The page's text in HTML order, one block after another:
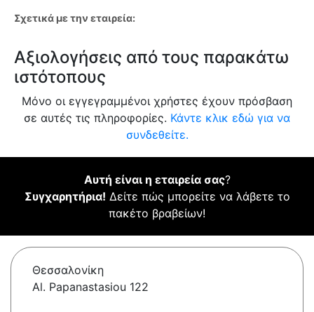
Σχετικά με την εταιρεία:
Αξιολογήσεις από τους παρακάτω
ιστότοπους
Μόνο οι εγγεγραμμένοι χρήστες έχουν πρόσβαση
σε αυτές τις πληροφορίες. Κάντε κλικ εδώ για να
συνδεθείτε.
Αυτή είναι η εταιρεία σας?
Συγχαρητήρια! Δείτε πώς μπορείτε να λάβετε το
πακέτο βραβείων!
Θεσσαλονίκη
Al. Papanastasiou 122